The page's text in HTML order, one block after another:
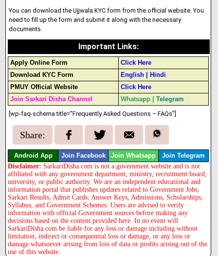
You can download the Ujjwala KYC form from the official website. You
need to fill up the form and submit it along with the necessary
documents.
Important Links:
Apply Online Form
Click Here
Download KYC Form
English |Hindi
PMUY Official Website
Click Here
Join Sarkari Disha Channel
Whatsapp |Telegram
[wp-faq-schema title=”Frequently Asked Questions – FAQs”]
Share:
Android App Join Facebook Join Whatsapp Join Telegram
Disclaimer: SarkariDisha.com is not a government website and is not
affiliated with any government department, ministry, recruitment board,
university, or public authority. We are an independent educational and
information portal that publishes updates related to Government Jobs,
Sarkari Results, Admit Cards, Answer Keys, Admissions, Scholarships,
Syllabus, and Government Schemes. Users are advised to verify
information with official Government sources before making any
decisions based on the content provided here. In no event will
SarkariDisha.com be liable for any loss or damage including without
limitation, indirect or consequential loss or damage, or any loss or
damage whatsoever arising from loss of data or profits arising out of the
use of this website.